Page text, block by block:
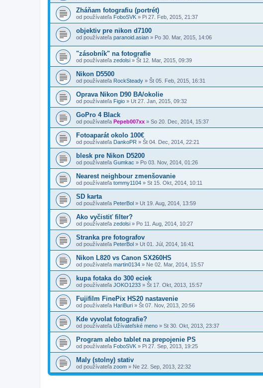
Zháňam fotografiu (portrét)
od používateľa FoboSVK » Pi 27. Feb, 2015, 21:37
objektiv pre nikon d7100
od používateľa paranoid.asian » Po 30. Mar, 2015, 14:06
"zásobník" na fotografie
od používateľa zedolsi » Št 12. Mar, 2015, 09:39
Nikon D5500
od používateľa RockSteady » Št 05. Feb, 2015, 16:31
Oprava Nikon D90 BA/okolie
od používateľa Figio » Ut 27. Jan, 2015, 09:32
GoPro 4 Black
od používateľa Pepeb007xx » So 20. Dec, 2014, 15:37
Fotoaparát okolo 100€
od používateľa DankoPR » Št 04. Dec, 2014, 22:21
blesk pre Nikon D5200
od používateľa Gumkac » Po 03. Nov, 2014, 01:26
Nearest neighbour zmenšovanie
od používateľa tommy1104 » St 15. Okt, 2014, 10:11
SD karta
od používateľa PeterBol » Ut 19. Aug, 2014, 13:59
Ako vyčistiť filter?
od používateľa zedolsi » Po 11. Aug, 2014, 10:27
Stranka pre fotografov
od používateľa PeterBol » Ut 01. Júl, 2014, 16:41
Nikon L820 vs Canon SX260HS
od používateľa martin0134 » Ne 02. Mar, 2014, 15:57
kupa fotaka do 300 eciek
od používateľa JOKO1233 » Št 17. Okt, 2013, 15:57
Fujifilm FinePix HS20 nastavenie
od používateľa HariBuri » Št 07. Nov, 2013, 20:56
Kde vyvolat fotografie?
od používateľa Užívateľské meno » St 30. Okt, 2013, 23:37
Program alebo tablet na prepojenie PS
od používateľa FoboSVK » Pi 27. Sep, 2013, 19:25
Maly (stolny) stativ
od používateľa zoom » Ne 22. Sep, 2013, 22:32